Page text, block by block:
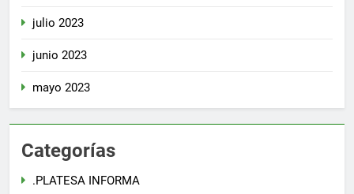
julio 2023
junio 2023
mayo 2023
Categorías
.PLATESA INFORMA